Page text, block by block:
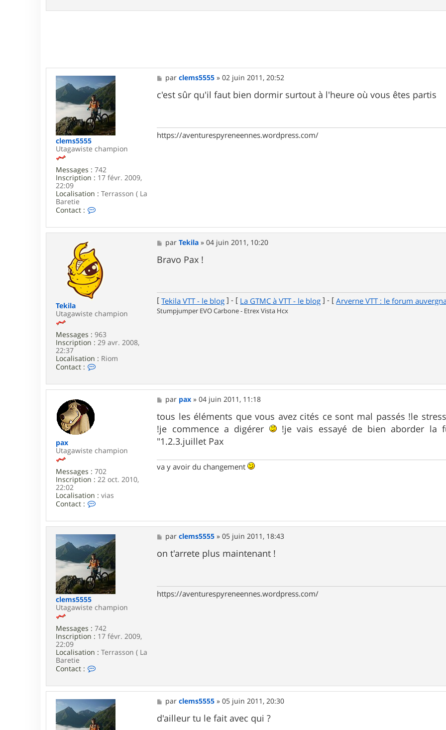
b
a
n
a
i
s
8
3
clems5555
Utagawiste champion
Messages : 742
Inscription : 17 févr. 2009,
22:09
Localisation : Terrasson ( La
Baretie
Contact :
n
t
t
e
r
c
l
s
5
5
M
e
s
s
parclems5555 »02 juin 2011, 20:52
c'est sûr qu'il faut bien dormir surtout à l'heure où vous êtes partis
https://aventurespyreneennes.wordpress.com/
Tekila
Utagawiste champion
Messages : 963
Inscription : 29 avr. 2008,
22:37
Localisation : Riom
Contact :
t
e
k
l
a
M
e
s
s
parTekila »04 juin 2011, 10:20
Bravo Pax !
[Tekila VTT - le blog ] - [ La GTMC à VTT - le blog ] - [ Arverne VTT : le forum
Stumpjumper EVO Carbone - Etrex Vista Hcx
pax
Utagawiste champion
Messages : 702
Inscription : 22 oct. 2010,
22:02
Localisation : vias
Contact :
n
t
a
c
t
e
r
p
a
x
M
e
s
s
a
g
e
par pax »04 juin 2011, 11:18
tous les éléments que vous avez cités ce sont mal passés !le
!je commence a digérer
!je vais essayé de bien aborder la
"1.2.3.juillet Pax
va y avoir du changement
clems5555
Utagawiste champion
Messages : 742
Inscription : 17 févr. 2009,
22:09
Localisation : Terrasson ( La
Baretie
Contact :
t
a
c
t
e
M
e
s
s
parclems5555 »05 juin 2011, 18:43
on t'arrete plus maintenant !
https://aventurespyreneennes.wordpress.com/
M
e
s
s
parclems5555 »05 juin 2011, 20:30
d'ailleur tu le fait avec qui ?